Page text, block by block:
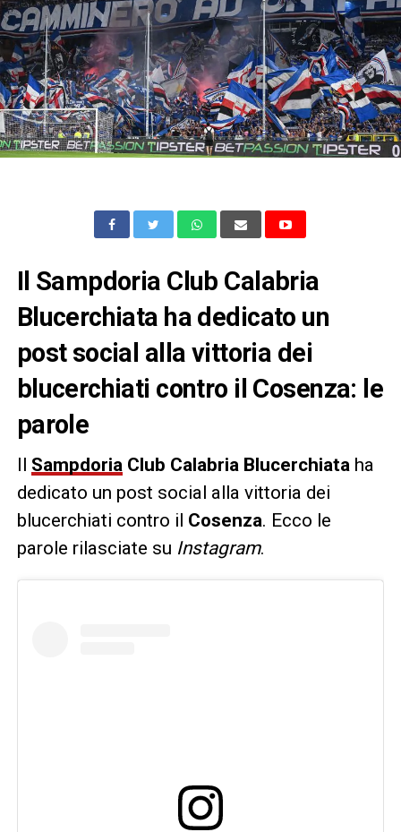
Il Sampdoria Club Calabria
Blucerchiata ha dedicato un
post social alla vittoria dei
blucerchiati contro il Cosenza: le
parole
Il SampdoriaClub Calabria Blucerchiataha
dedicato un post social alla vittoria dei
blucerchiati contro il Cosenza. Ecco le
parole rilasciate su Instagram.